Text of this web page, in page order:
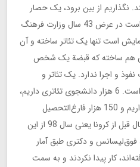
نگذاریم از بین برود، یک حصار
برایش بکشیم. نکته‌ای که جالب است در عرض 43 سال وزارت فرهنگ
است تنها یک تئاتر ساخته و آن
هم ساخته که قبضة یک شخص
و اجرا ندارد. یک تئاتر و
جمعیت تهران که چهار برابر شده است. 6 هزار دانشجوی تئاتری داریم،
هزاران دانشجوی فارغ‌التحصیل داریم و 150 هزار فارغ‌التحصیل
لیسانس و فوق‌لیسانس داریم؛ سال قبل از کرونا یعنی سال 98 از این
فوق‌لیسانس و دکتری طبق ‌آمار
و رفته‌اند، کار پیدا نکردند و به سمت